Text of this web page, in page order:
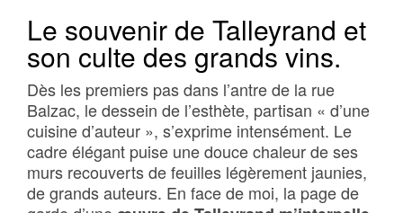
Le souvenir de Talleyrand et
son culte des grands vins.
Dès les premiers pas dans l’antre de la rue
Balzac, le dessein de l’esthète, partisan « d’une
cuisine d’auteur », s’exprime intensément. Le
cadre élégant puise une douce chaleur de ses
murs recouverts de feuilles légèrement jaunies,
de grands auteurs. En face de moi, la page de